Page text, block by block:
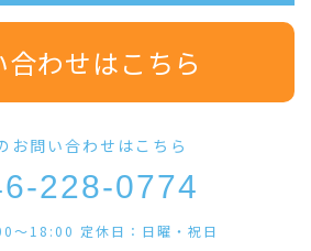
合わせはこちら
お問い合わせはこちら
228-0774
〜18:00 定休日：日曜・祝日